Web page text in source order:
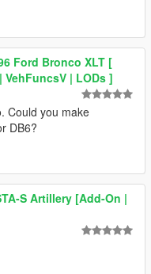
Ford Bronco XLT [
| LODs ]
Could you make
DB6?
S Artillery [Add-On |